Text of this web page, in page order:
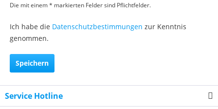
Die mit einem * markierten Felder sind Pflichtfelder.
Ich habe die Datenschutzbestimmungen zur Kenntnis
genommen.
Speichern
Service Hotline